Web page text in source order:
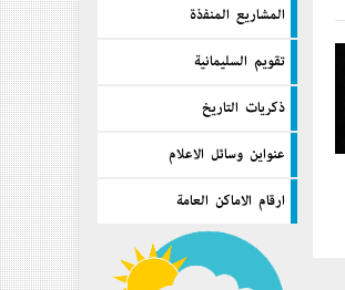
المشاريع المنفذة
تقويم السليمانية
ذكريات التاريخ
عنواين وسائل الاعلام
ارقام الاماكن العامة